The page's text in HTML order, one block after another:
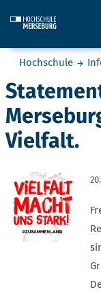
Sie befinden sich
Hochschule
Vielfalt.